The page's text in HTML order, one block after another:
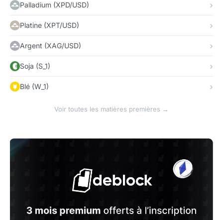
Palladium (XPD/USD)
Platine (XPT/USD)
Argent (XAG/USD)
Soja (S_1)
Blé (W_1)
Voir toutes les matières premières →